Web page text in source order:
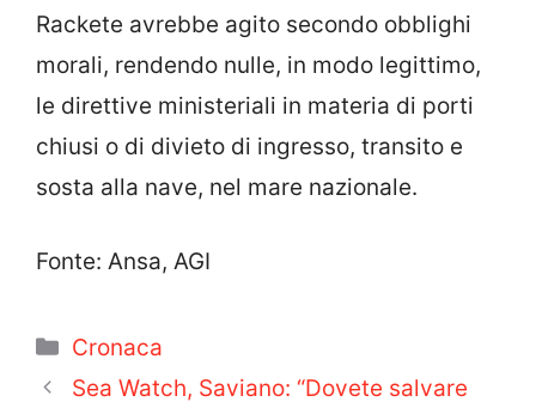
Rackete avrebbe agito secondo obblighi
morali, rendendo nulle, in modo legittimo,
le direttive ministeriali in materia di porti
chiusi o di divieto di ingresso, transito e
sosta alla nave, nel mare nazionale.
Fonte: Ansa, AGI
Categorie
Cronaca
Sea Watch, Saviano: “Dovete salvare